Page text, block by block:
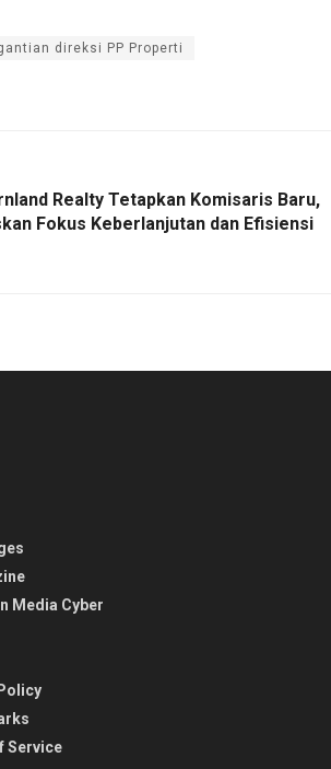
direksi PP Properti
Realty Tetapkan Komisaris Baru,
Fokus Keberlanjutan dan Efisiensi
Media Cyber
Service